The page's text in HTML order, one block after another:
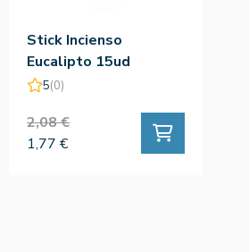
Stick Incienso
Eucalipto 15ud
5(0)
2,08 €
1,77 €